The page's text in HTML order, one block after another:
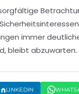
immer
bleibt abzuwarten.
LINKEDIN